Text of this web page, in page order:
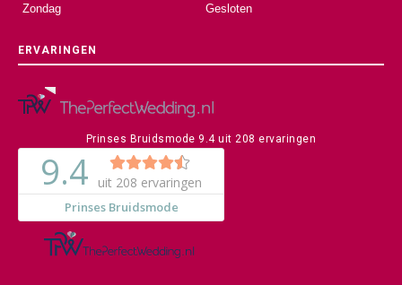
Zondag Gesloten
ERVARINGEN
Prinses Bruidsmode 9.4uit 208 ervaringen